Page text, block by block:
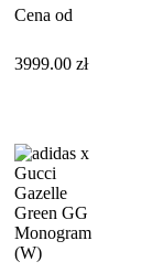
Cena od
3999.00 zł